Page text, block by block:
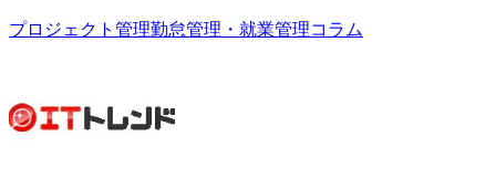
プロジェクト管理勤怠管理・就業管理コラム